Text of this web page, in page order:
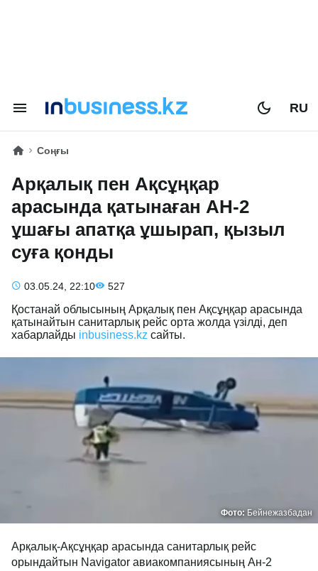
RU
Соңғы
Арқалық пен Ақсұңқар
арасында қатынаған АН-2
ұшағы апатқа ұшырап, қызыл
суға қонды
03.05.24, 22:10 527
Қостанай облысының Арқалық пен Ақсұңқар арасында
қатынайтын санитарлық рейс орта жолда үзілді, деп
хабарлайды inbusiness.kz сайты.
Фото: Бейнежазбадан
Арқалық-Ақсұңқар арасында санитарлық рейс
орындайтын Navigator авиакомпаниясының Ан-2